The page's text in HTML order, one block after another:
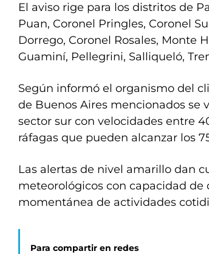
El aviso rige para los distritos de
Puan, Coronel Pringles, Coronel
Dorrego, Coronel Rosales, Monte
Guaminí, Pellegrini, Salliqueló,
Según informó el organismo del
de Buenos Aires mencionados se
sector sur con velocidades entre
ráfagas que pueden alcanzar los
Las alertas de nivel amarillo dan
meteorológicos con capacidad
momentánea de actividades
Para compartir en redes